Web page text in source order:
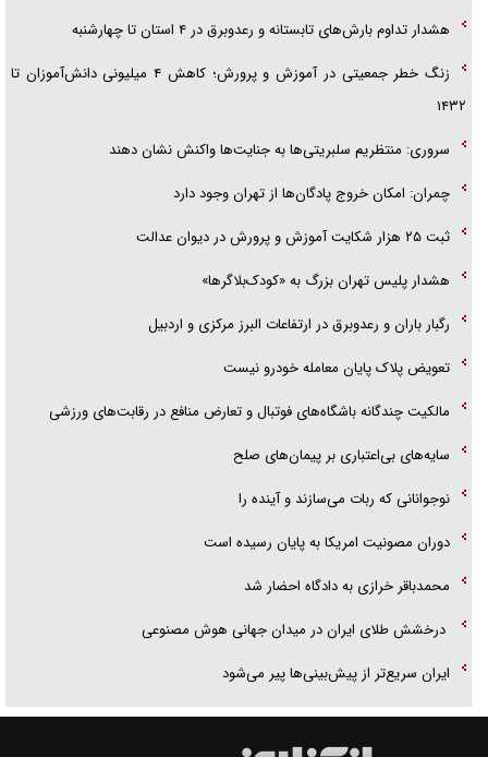
هشدار تداوم بارش‌های تابستانه و رعدوبرق در ۴ استان تا چهارشنبه
زنگ خطر جمعیتی در آموزش و پرورش؛ کاهش ۴ میلیونی دانش‌آموزان تا
۱۴۳۲
سروری: منتظریم سلبریتی‌ها به جنایت‌ها واکنش نشان دهند
چمران: امکان خروج پادگان‌ها از تهران وجود دارد
ثبت ۲۵ هزار شکایت آموزش و پرورش در دیوان عدالت
هشدار پلیس تهران بزرگ به «کودک‌بلاگرها»
رگبار باران و رعدوبرق در ارتفاعات البرز مرکزی و اردبیل
تعویض پلاک پایان معامله خودرو نیست
مالکیت چندگانه باشگاه‌های فوتبال و تعارض منافع در رقابت‌های ورزشی
سایه‌های بی‌اعتباری بر پیمان‌های صلح
نوجوانانی که ربات می‌سازند و آینده را
دوران مصونیت امریکا به پایان رسیده است
محمدباقر خرازی به دادگاه احضار شد
درخشش طلای ایران در میدان جهانی هوش مصنوعی
ایران سریع‌تر از پیش‌بینی‌ها پیر می‌شود